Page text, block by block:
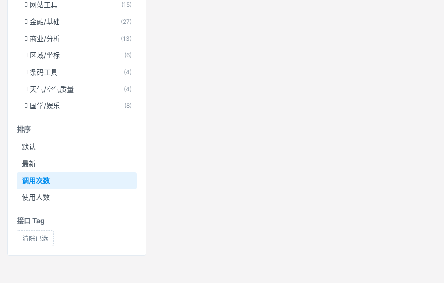
网站工具 (15)
金融/基础 (27)
商业/分析 (13)
区域/坐标 (6)
条码工具 (4)
天气/空气质量 (4)
国学/娱乐 (8)
排序
默认
最新
调用次数
使用人数
接口 Tag
清除已选